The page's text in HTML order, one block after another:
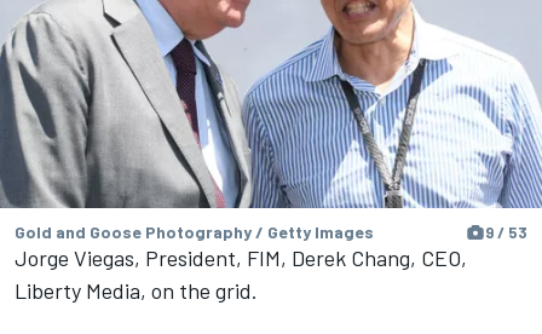
Gold and Goose Photography / Getty Images 9 / 53
Jorge Viegas, President, FIM, Derek Chang, CEO,
Liberty Media, on the grid.